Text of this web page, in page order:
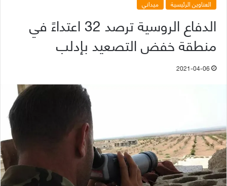
العناوين الرئيسية ميداني
الدفاع الروسية ترصد 32 اعتداءً في
منطقة خفض التصعيد بإدلب
2021-04-06